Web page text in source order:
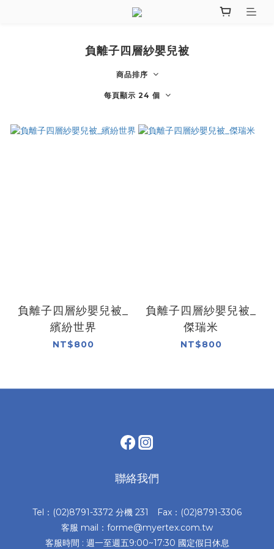
負離子四層紗嬰兒被
商品排序
每頁顯示 24 個
負離子四層紗嬰兒被_
繽紛世界
NT$800
負離子四層紗嬰兒被_
傑瑞米
NT$800
聯絡我們
Tel：(02)8791-3372 分機 231 Fax：(02)8791-3306
客服 mail：forme@myertex.com.tw
客服時間 : 週一至週五9:00~17:30 國定假日休息